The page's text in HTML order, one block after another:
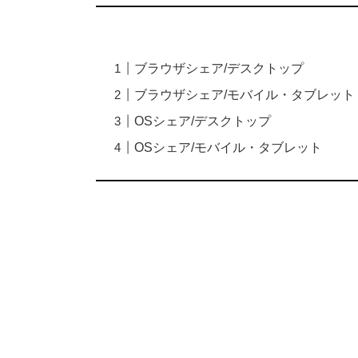
ブラウザシェア/デスクトップ
ブラウザシェア/モバイル・タブレット
OSシェア/デスクトップ
OSシェア/モバイル・タブレット